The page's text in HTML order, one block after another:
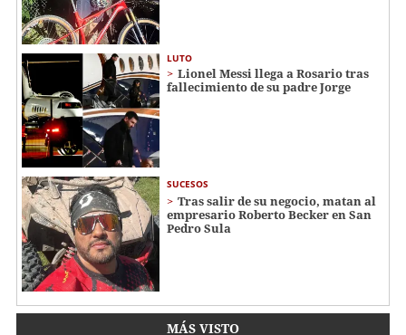
LUTO
Lionel Messi llega a Rosario tras
fallecimiento de su padre Jorge
SUCESOS
Tras salir de su negocio, matan al
empresario Roberto Becker en San
Pedro Sula
MÁS VISTO